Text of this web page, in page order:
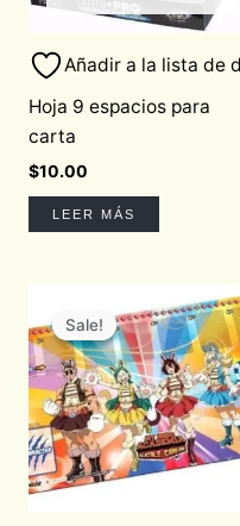
Añadir a la lista de
Hoja 9 espacios para
carta
$10.00
LEER MÁS
Sale!
Sale!price
was:
$440.00.
Current
price
is: